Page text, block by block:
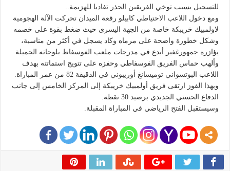
للتسجيل بسبب توخي الفريقين الحذر تفاديا للهزيمة..
ومع دخول اللاعب الاحتياطي كابيلو رقعة الميدان تحركت الآلة الهجومية
لاولمبيك خريبكة خاصة من الجهة اليسرى حيث ضغط بقوة على خصمه
وشكل خطورة واضحة على مرماه وكاد يسجل في أكثر من مناسبة،
يؤازره جمهورغفير أبدع في مدرجات ملعب الفوسفاط بلوحاته الجميلة
وألهب حماس الفريق الفوسفاطي وحفزه على تتويج استماتته بهدف
اللاعب البوتسواني توميسانغ أوريبوني في الدقيقة 82 من عمر المباراة.
وبهذا الفوز ارتقى فريق أولمبيك خريبكة إلى المركز الخامس إلى جانب
الدفاع الحسني الجديدي برصيد 30 نقطة.
وسيستقبل الفتح الرياضي في المباراة المقبلة.